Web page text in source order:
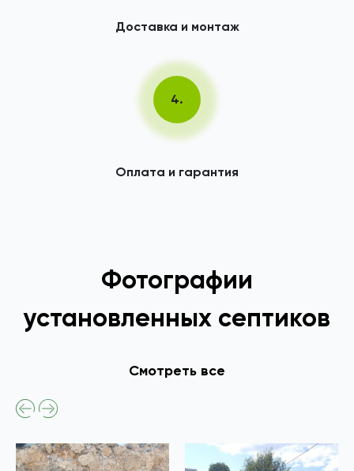
Доставка и монтаж
4.
Оплата и гарантия
Фотографии
установленных септиков
Смотреть все